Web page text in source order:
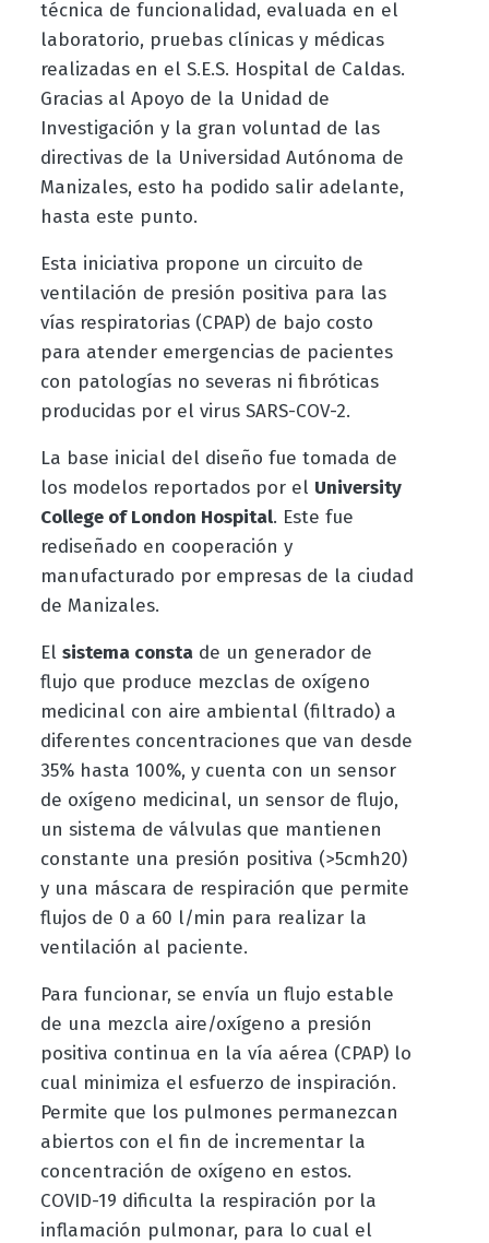
técnica de funcionalidad, evaluada en el
laboratorio, pruebas clínicas y médicas
realizadas en el S.E.S. Hospital de Caldas.
Gracias al Apoyo de la Unidad de
Investigación y la gran voluntad de las
directivas de la Universidad Autónoma de
Manizales, esto ha podido salir adelante,
hasta este punto.
Esta iniciativa propone un circuito de
ventilación de presión positiva para las
vías respiratorias (CPAP) de bajo costo
para atender emergencias de pacientes
con patologías no severas ni fibróticas
producidas por el virus SARS-COV-2.
La base inicial del diseño fue tomada de
los modelos reportados por el University
College of London Hospital. Este fue
rediseñado en cooperación y
manufacturado por empresas de la ciudad
de Manizales.
El sistema constade un generador de
flujo que produce mezclas de oxígeno
medicinal con aire ambiental (filtrado) a
diferentes concentraciones que van desde
35% hasta 100%, y cuenta con un sensor
de oxígeno medicinal, un sensor de flujo,
un sistema de válvulas que mantienen
constante una presión positiva (>5cmh20)
y una máscara de respiración que permite
flujos de 0 a 60 l/min para realizar la
ventilación al paciente.
Para funcionar, se envía un flujo estable
de una mezcla aire/oxígeno a presión
positiva continua en la vía aérea (CPAP) lo
cual minimiza el esfuerzo de inspiración.
Permite que los pulmones permanezcan
abiertos con el fin de incrementar la
concentración de oxígeno en estos.
COVID-19 dificulta la respiración por la
inflamación pulmonar, para lo cual el